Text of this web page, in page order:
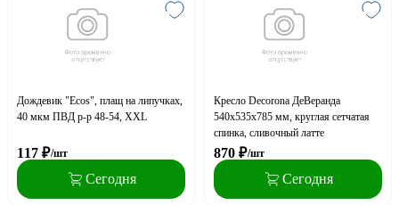
Дождевик "Ecos", плащ на липучках,
40 мкм ПВД р-р 48-54, XXL
117 ₽/шт
Сегодня
Кресло Decorona ДеВеранда
540x535x785 мм, круглая сетчатая
спинка, сливочный латте
870 ₽/шт
Сегодня